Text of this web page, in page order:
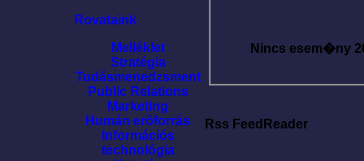
Rovataink
Melléklet
Stratégia
Tudásmenedzsment
Public Relations
Marketing
Humán erõforrás
Információs
technológia
Nincs esem�ny
Rss FeedReader